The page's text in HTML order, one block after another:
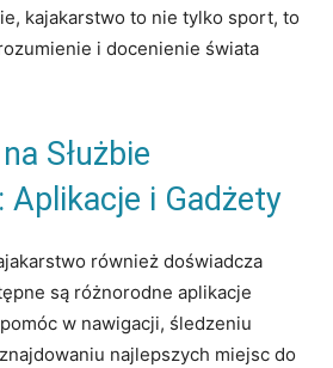
kajakarstwo to nie tylko sport, to
i docenienie świata
Służbie
Aplikacje i Gadżety
również doświadcza
są różnorodne aplikacje
w nawigacji, śledzeniu
najlepszych miejsc do